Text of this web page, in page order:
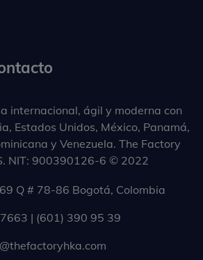
internacional, ágil y moderna con
Estados Unidos, México, Panamá,
y Venezuela. The Factory
NIT: 900390126-6 © 2022
Q # 78-86 Bogotá, Colombia
| (601) 390 95 39